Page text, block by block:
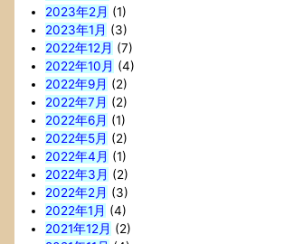
2023年2月 (1)
2023年1月 (3)
2022年12月 (7)
2022年10月 (4)
2022年9月 (2)
2022年7月 (2)
2022年6月 (1)
2022年5月 (2)
2022年4月 (1)
2022年3月 (2)
2022年2月 (3)
2022年1月 (4)
2021年12月 (2)